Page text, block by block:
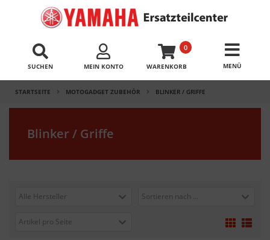
SUCHEN MEIN KONTO
0
WARENKORB
STARTSEITE MOTOGADGET ZUBEHÖR BLINKER / GRIFFE
Blinker / Griffe
Alle Hersteller Sortieren nach ...
Artikel pro Seite